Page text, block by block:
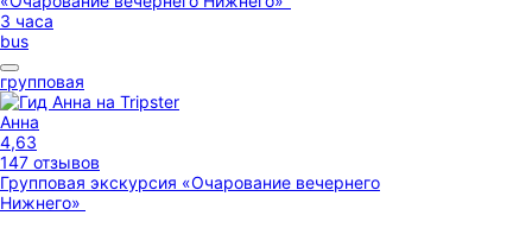
3 часа
bus
групповая
Анна
4,63
147 отзывов
Групповая экскурсия «Очарование вечернего
Нижнего»